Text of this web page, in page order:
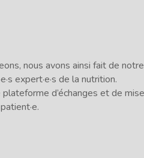
nous avons ainsi fait de notre
expert·e·s de la nutrition.
d’échanges et de mise